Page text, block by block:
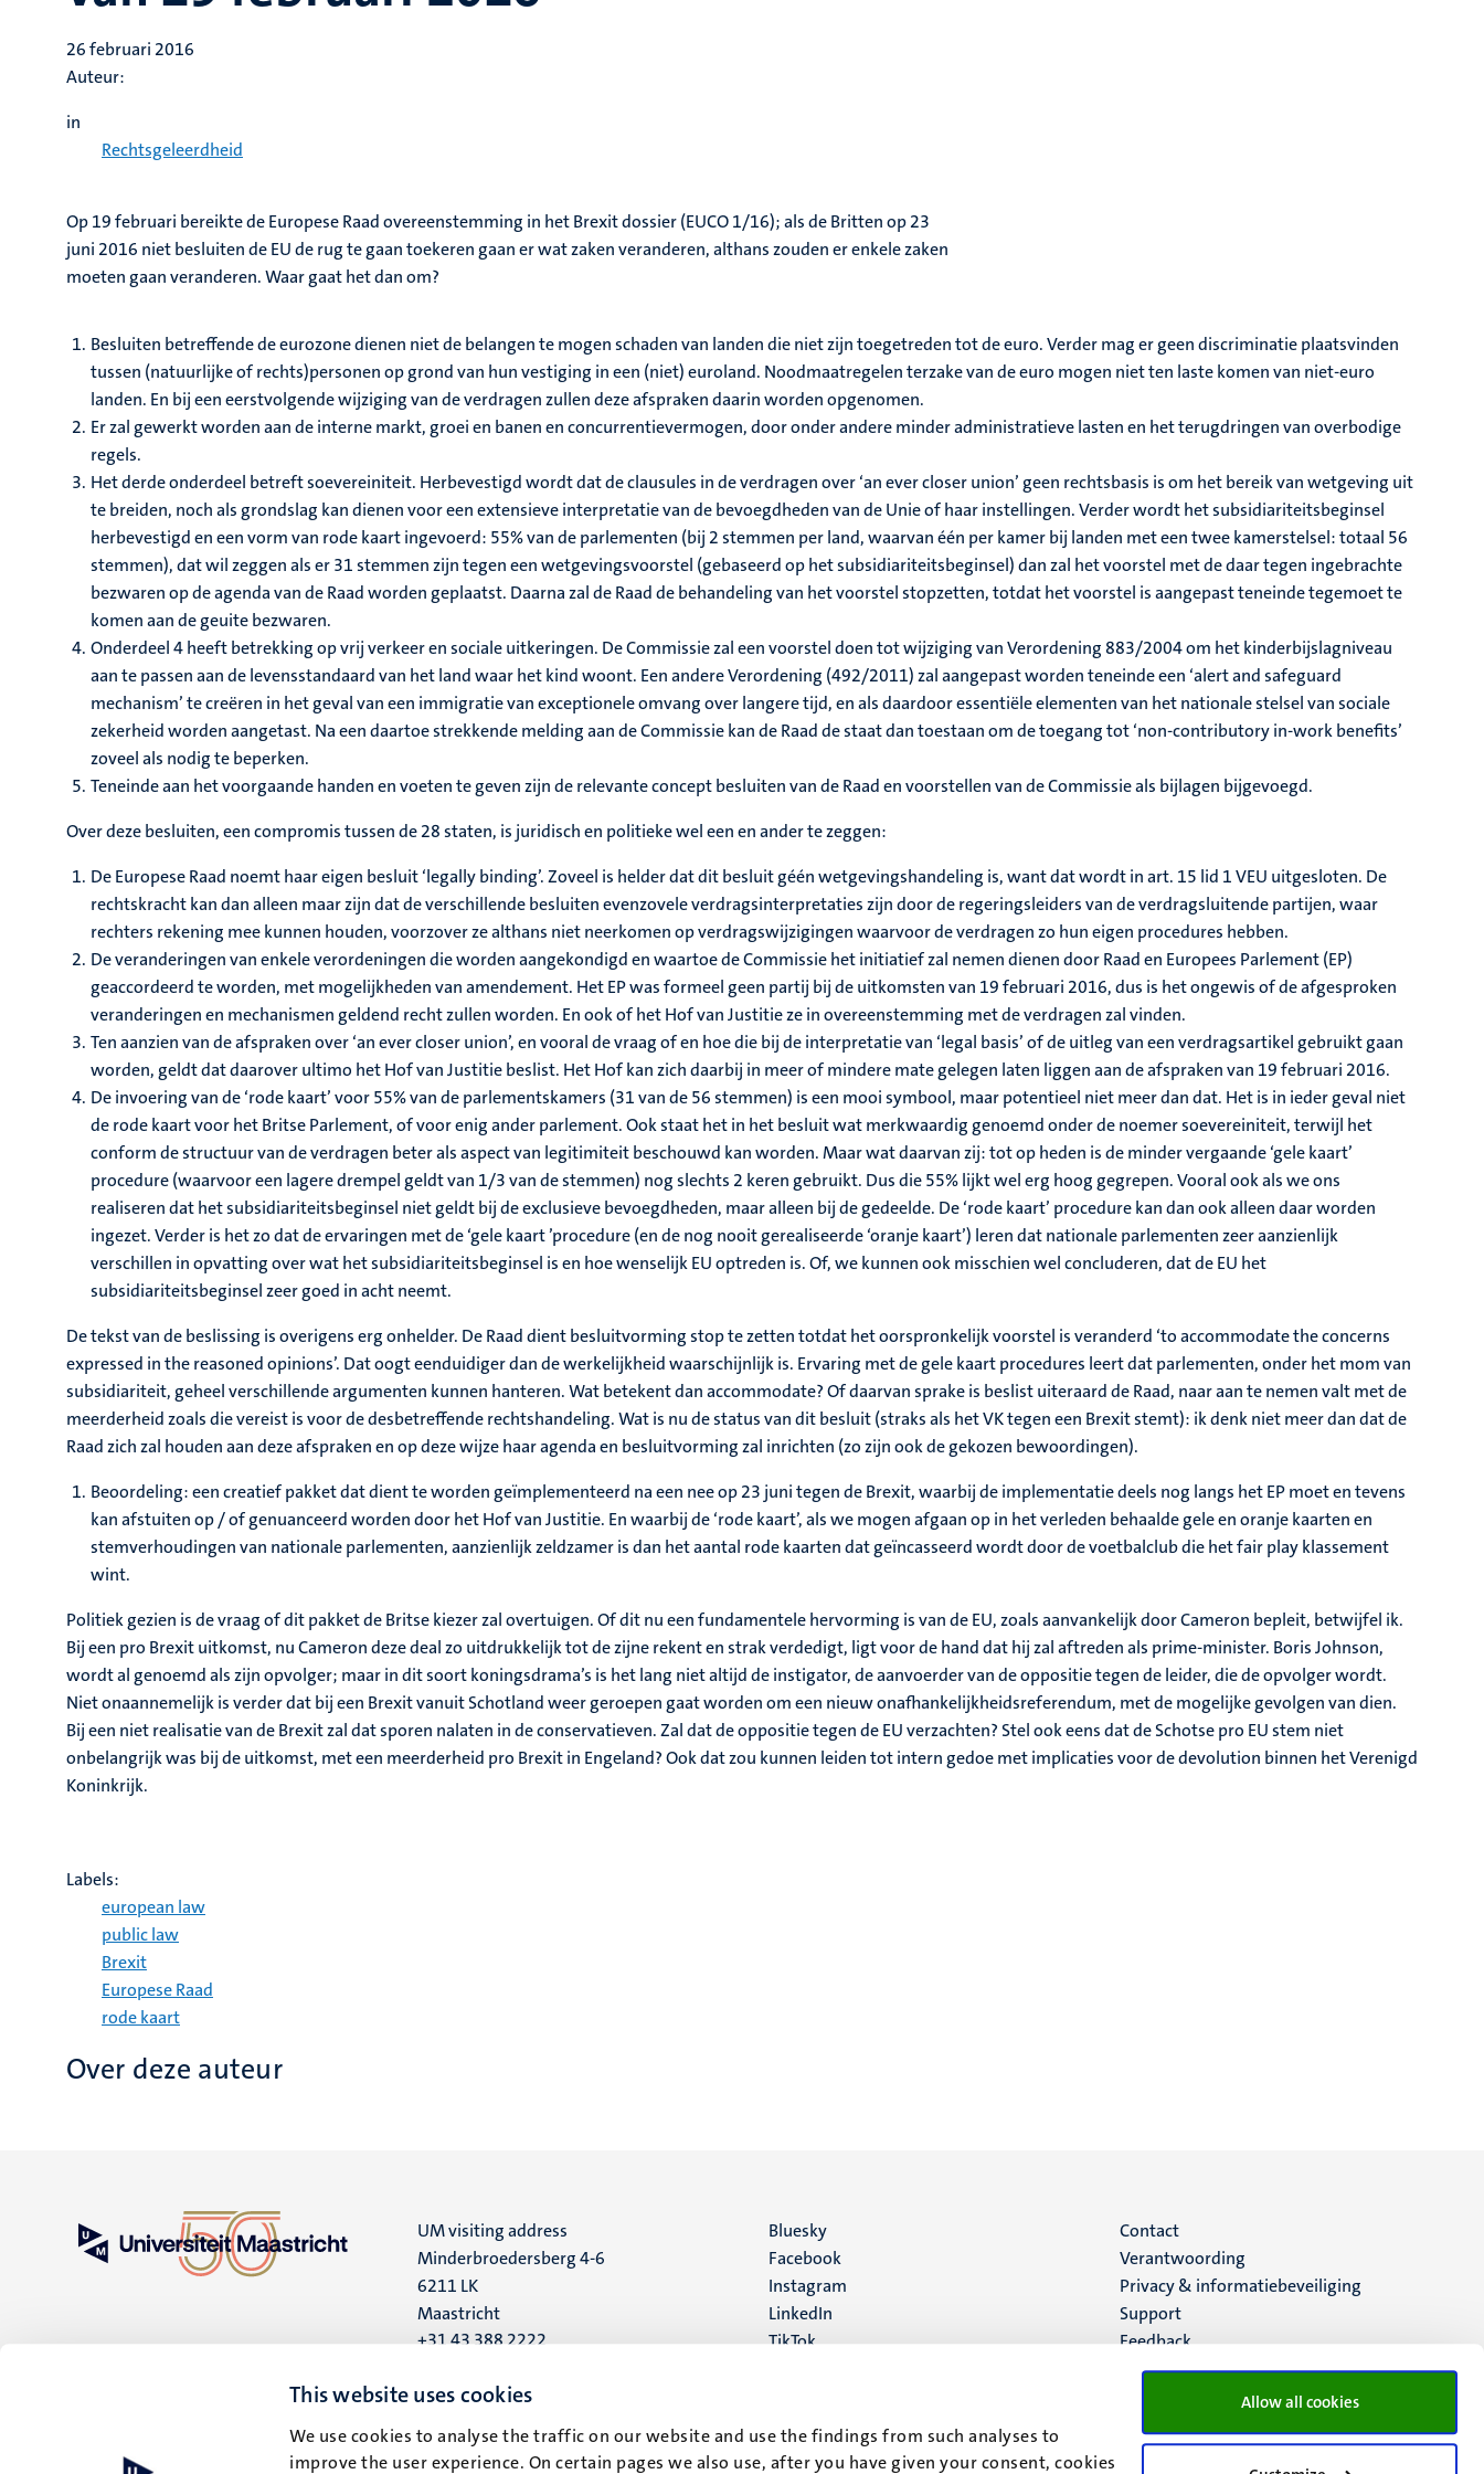
This website uses cookies
We use cookies to analyse the traffic on our website and use the findings from such analyses to
improve the user experience. On certain pages we also use, after you have given your consent, cookies
Allow all cookies
26 februari 2016
Auteur:
in
Rechtsgeleerdheid
Op 19 februari bereikte de Europese Raad overeenstemming in het Brexit dossier (EUCO 1/16); als de Britten op 23
juni 2016 niet besluiten de EU de rug te gaan toekeren gaan er wat zaken veranderen, althans zouden er enkele zaken
moeten gaan veranderen. Waar gaat het dan om?
Besluiten betreffende de eurozone dienen niet de belangen te mogen schaden van landen die niet zijn toegetreden tot de euro. Verder mag er geen discriminatie plaatsvinden
tussen (natuurlijke of rechts)personen op grond van hun vestiging in een (niet) euroland. Noodmaatregelen terzake van de euro mogen niet ten laste komen van niet-euro
landen. En bij een eerstvolgende wijziging van de verdragen zullen deze afspraken daarin worden opgenomen.
Er zal gewerkt worden aan de interne markt, groei en banen en concurrentievermogen, door onder andere minder administratieve lasten en het terugdringen van overbodige
regels.
Het derde onderdeel betreft soevereiniteit. Herbevestigd wordt dat de clausules in de verdragen over ‘an ever closer union’ geen rechtsbasis is om het bereik van wetgeving uit
te breiden, noch als grondslag kan dienen voor een extensieve interpretatie van de bevoegdheden van de Unie of haar instellingen. Verder wordt het subsidiariteitsbeginsel
herbevestigd en een vorm van rode kaart ingevoerd: 55% van de parlementen (bij 2 stemmen per land, waarvan één per kamer bij landen met een twee kamerstelsel: totaal 56
stemmen), dat wil zeggen als er 31 stemmen zijn tegen een wetgevingsvoorstel (gebaseerd op het subsidiariteitsbeginsel) dan zal het voorstel met de daar tegen ingebrachte
bezwaren op de agenda van de Raad worden geplaatst. Daarna zal de Raad de behandeling van het voorstel stopzetten, totdat het voorstel is aangepast teneinde tegemoet te
komen aan de geuite bezwaren.
Onderdeel 4 heeft betrekking op vrij verkeer en sociale uitkeringen. De Commissie zal een voorstel doen tot wijziging van Verordening 883/2004 om het kinderbijslagniveau
aan te passen aan de levensstandaard van het land waar het kind woont. Een andere Verordening (492/2011) zal aangepast worden teneinde een ‘alert and safeguard
mechanism’ te creëren in het geval van een immigratie van exceptionele omvang over langere tijd, en als daardoor essentiële elementen van het nationale stelsel van sociale
zekerheid worden aangetast. Na een daartoe strekkende melding aan de Commissie kan de Raad de staat dan toestaan om de toegang tot ‘non-contributory in-work benefits’
zoveel als nodig te beperken.
Teneinde aan het voorgaande handen en voeten te geven zijn de relevante concept besluiten van de Raad en voorstellen van de Commissie als bijlagen bijgevoegd.
Over deze besluiten, een compromis tussen de 28 staten, is juridisch en politieke wel een en ander te zeggen:
De Europese Raad noemt haar eigen besluit ‘legally binding’. Zoveel is helder dat dit besluit géén wetgevingshandeling is, want dat wordt in art. 15 lid 1 VEU uitgesloten. De
rechtskracht kan dan alleen maar zijn dat de verschillende besluiten evenzovele verdragsinterpretaties zijn door de regeringsleiders van de verdragsluitende partijen, waar
rechters rekening mee kunnen houden, voorzover ze althans niet neerkomen op verdragswijzigingen waarvoor de verdragen zo hun eigen procedures hebben.
De veranderingen van enkele verordeningen die worden aangekondigd en waartoe de Commissie het initiatief zal nemen dienen door Raad en Europees Parlement (EP)
geaccordeerd te worden, met mogelijkheden van amendement. Het EP was formeel geen partij bij de uitkomsten van 19 februari 2016, dus is het ongewis of de afgesproken
veranderingen en mechanismen geldend recht zullen worden. En ook of het Hof van Justitie ze in overeenstemming met de verdragen zal vinden.
Ten aanzien van de afspraken over ‘an ever closer union’, en vooral de vraag of en hoe die bij de interpretatie van ‘legal basis’ of de uitleg van een verdragsartikel gebruikt gaan
worden, geldt dat daarover ultimo het Hof van Justitie beslist. Het Hof kan zich daarbij in meer of mindere mate gelegen laten liggen aan de afspraken van 19 februari 2016.
De invoering van de ‘rode kaart’ voor 55% van de parlementskamers (31 van de 56 stemmen) is een mooi symbool, maar potentieel niet meer dan dat. Het is in ieder geval niet
de rode kaart voor het Britse Parlement, of voor enig ander parlement. Ook staat het in het besluit wat merkwaardig genoemd onder de noemer soevereiniteit, terwijl het
conform de structuur van de verdragen beter als aspect van legitimiteit beschouwd kan worden. Maar wat daarvan zij: tot op heden is de minder vergaande ‘gele kaart’
procedure (waarvoor een lagere drempel geldt van 1/3 van de stemmen) nog slechts 2 keren gebruikt. Dus die 55% lijkt wel erg hoog gegrepen. Vooral ook als we ons
realiseren dat het subsidiariteitsbeginsel niet geldt bij de exclusieve bevoegdheden, maar alleen bij de gedeelde. De ‘rode kaart’ procedure kan dan ook alleen daar worden
ingezet. Verder is het zo dat de ervaringen met de ‘gele kaart ’procedure (en de nog nooit gerealiseerde ‘oranje kaart’) leren dat nationale parlementen zeer aanzienlijk
verschillen in opvatting over wat het subsidiariteitsbeginsel is en hoe wenselijk EU optreden is. Of, we kunnen ook misschien wel concluderen, dat de EU het
subsidiariteitsbeginsel zeer goed in acht neemt.
De tekst van de beslissing is overigens erg onhelder. De Raad dient besluitvorming stop te zetten totdat het oorspronkelijk voorstel is veranderd ‘to accommodate the concerns
expressed in the reasoned opinions’. Dat oogt eenduidiger dan de werkelijkheid waarschijnlijk is. Ervaring met de gele kaart procedures leert dat parlementen, onder het mom van
subsidiariteit, geheel verschillende argumenten kunnen hanteren. Wat betekent dan accommodate? Of daarvan sprake is beslist uiteraard de Raad, naar aan te nemen valt met de
meerderheid zoals die vereist is voor de desbetreffende rechtshandeling. Wat is nu de status van dit besluit (straks als het VK tegen een Brexit stemt): ik denk niet meer dan dat de
Raad zich zal houden aan deze afspraken en op deze wijze haar agenda en besluitvorming zal inrichten (zo zijn ook de gekozen bewoordingen).
Beoordeling: een creatief pakket dat dient te worden geïmplementeerd na een nee op 23 juni tegen de Brexit, waarbij de implementatie deels nog langs het EP moet en tevens
kan afstuiten op / of genuanceerd worden door het Hof van Justitie. En waarbij de ‘rode kaart’, als we mogen afgaan op in het verleden behaalde gele en oranje kaarten en
stemverhoudingen van nationale parlementen, aanzienlijk zeldzamer is dan het aantal rode kaarten dat geïncasseerd wordt door de voetbalclub die het fair play klassement
wint.
Politiek gezien is de vraag of dit pakket de Britse kiezer zal overtuigen. Of dit nu een fundamentele hervorming is van de EU, zoals aanvankelijk door Cameron bepleit, betwijfel ik.
Bij een pro Brexit uitkomst, nu Cameron deze deal zo uitdrukkelijk tot de zijne rekent en strak verdedigt, ligt voor de hand dat hij zal aftreden als prime-minister. Boris Johnson,
wordt al genoemd als zijn opvolger; maar in dit soort koningsdrama’s is het lang niet altijd de instigator, de aanvoerder van de oppositie tegen de leider, die de opvolger wordt.
Niet onaannemelijk is verder dat bij een Brexit vanuit Schotland weer geroepen gaat worden om een nieuw onafhankelijkheidsreferendum, met de mogelijke gevolgen van dien.
Bij een niet realisatie van de Brexit zal dat sporen nalaten in de conservatieven. Zal dat de oppositie tegen de EU verzachten? Stel ook eens dat de Schotse pro EU stem niet
onbelangrijk was bij de uitkomst, met een meerderheid pro Brexit in Engeland? Ook dat zou kunnen leiden tot intern gedoe met implicaties voor de devolution binnen het Verenigd
Koninkrijk.
Labels:
european law
public law
Brexit
Europese Raad
rode kaart
Over deze auteur
UM visiting address
Minderbroedersberg 4-6
6211 LK
Maastricht
+31 43 388 2222
UM postal address
6200 MD
Social
media
Bluesky
Facebook
Instagram
LinkedIn
TikTok
Menu
footer
(NL)
Contact
Verantwoording
Privacy & informatiebeveiliging
Support
Feedback